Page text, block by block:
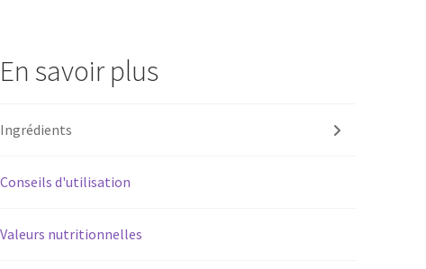
En savoir plus
Ingrédients
Conseils d'utilisation
Valeurs nutritionnelles